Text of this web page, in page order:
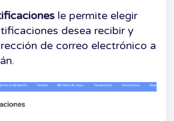
le permite elegir
desea recibir y
de correo electrónico a